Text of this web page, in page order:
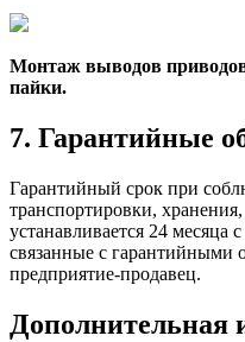
Монтаж выводов
пайки.
7. Гарантийные
Гарантийный срок при
транспортировки,
устанавливается 24
связанные с гарантийными
предприятие-продавец.
Дополнительная